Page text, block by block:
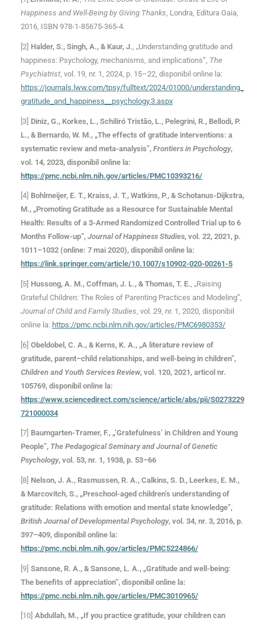
Happiness and Well-Being by Giving Thanks, Londra, Editura Gaia,
2016, ISBN 978-1-85675-365-4.
[2] Halder, S., Singh, A., & Kaur, J., „Understanding gratitude and
happiness: Psychology, mechanisms, and implications”, The
Psychiatrist, vol. 19, nr. 1, 2024, p. 15–22, disponibil online la:
https://journals.lww.com/tpsy/fulltext/2024/01000/understanding_
gratitude_and_happiness__psychology.3.aspx
[3] Diniz, G., Korkes, L., Schiliró Tristão, L., Pelegrini, R., Bellodi, P.
L., & Bernardo, W. M., „The effects of gratitude interventions: a
systematic review and meta-analysis”, Frontiers in Psychology,
vol. 14, 2023, disponibil online la:
https://pmc.ncbi.nlm.nih.gov/articles/PMC10393216/
[4] Bohlmeijer, E. T., Kraiss, J. T., Watkins, P., & Schotanus-Dijkstra,
M., „Promoting Gratitude as a Resource for Sustainable Mental
Health: Results of a 3-Armed Randomized Controlled Trial up to 6
Months Follow-up”, Journal of Happiness Studies, vol. 22, 2021, p.
1011–1032 (online: 7 mai 2020), disponibil online la:
https://link.springer.com/article/10.1007/s10902-020-00261-5
[5] Hussong, A. M., Coffman, J. L., & Thomas, T. E., „Raising
Grateful Children: The Roles of Parenting Practices and Modeling”,
Journal of Child and Family Studies, vol. 29, nr. 1, 2020, disponibil
online la: https://pmc.ncbi.nlm.nih.gov/articles/PMC6980353/
[6] Obeldobel, C. A., & Kerns, K. A., „A literature review of
gratitude, parent–child relationships, and well-being in children”,
Children and Youth Services Review, vol. 120, 2021, articol nr.
105769, disponibil online la:
https://www.sciencedirect.com/science/article/abs/pii/S0273229
721000034
[7] Baumgarten-Tramer, F., „‘Gratefulness’ in Children and Young
People”, The Pedagogical Seminary and Journal of Genetic
Psychology, vol. 53, nr. 1, 1938, p. 53–66
[8] Nelson, J. A., Rasmussen, R. A., Calkins, S. D., Leerkes, E. M.,
& Marcovitch, S., „Preschool-aged children’s understanding of
gratitude: Relations with emotion and mental state knowledge”,
British Journal of Developmental Psychology, vol. 34, nr. 3, 2016, p.
397–409, disponibil online la:
https://pmc.ncbi.nlm.nih.gov/articles/PMC5224866/
[9] Sansone, R. A., & Sansone, L. A., „Gratitude and well-being:
The benefits of appreciation”, disponibil online la:
https://pmc.ncbi.nlm.nih.gov/articles/PMC3010965/
[10] Abdullah, M., „If you practice gratitude, your children can